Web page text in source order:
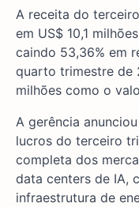
A receita do
em US$ 10,1
caindo 53,36% em
quarto trimestre de
milhões como o
A gerência
lucros do terceiro
completa dos
data centers de IA,
infraestrutura de